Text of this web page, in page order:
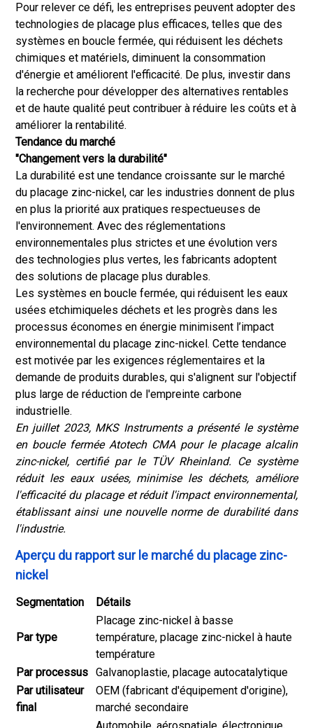
Pour relever ce défi, les entreprises peuvent adopter des
technologies de placage plus efficaces, telles que des
systèmes en boucle fermée, qui réduisent les déchets
chimiques et matériels, diminuent la consommation
d'énergie et améliorent l'efficacité. De plus, investir dans
la recherche pour développer des alternatives rentables
et de haute qualité peut contribuer à réduire les coûts et à
améliorer la rentabilité.
Tendance du marché
"Changement vers la durabilité"
La durabilité est une tendance croissante sur le marché
du placage zinc-nickel, car les industries donnent de plus
en plus la priorité aux pratiques respectueuses de
l'environnement. Avec des réglementations
environnementales plus strictes et une évolution vers
des technologies plus vertes, les fabricants adoptent
des solutions de placage plus durables.
Les systèmes en boucle fermée, qui réduisent les eaux
usées etchimiqueles déchets et les progrès dans les
processus économes en énergie minimisent l’impact
environnemental du placage zinc-nickel. Cette tendance
est motivée par les exigences réglementaires et la
demande de produits durables, qui s'alignent sur l'objectif
plus large de réduction de l'empreinte carbone
industrielle.
En juillet 2023, MKS Instruments a présenté le système
en boucle fermée Atotech CMA pour le placage alcalin
zinc-nickel, certifié par le TÜV Rheinland. Ce système
réduit les eaux usées, minimise les déchets, améliore
l'efficacité du placage et réduit l'impact environnemental,
établissant ainsi une nouvelle norme de durabilité dans
l'industrie.
Aperçu du rapport sur le marché du placage zinc-
nickel
Segmentation Détails
Par type
Placage zinc-nickel à basse
température, placage zinc-nickel à haute
température
Par processus Galvanoplastie, placage autocatalytique
Par utilisateur
final
OEM (fabricant d'équipement d'origine),
marché secondaire